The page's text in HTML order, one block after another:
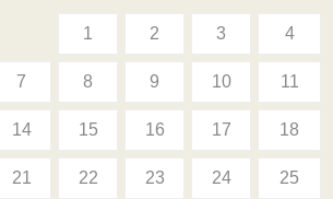
1 2 3 4
7 8 9 10 11
14 15 16 17 18
21 22 23 24 25